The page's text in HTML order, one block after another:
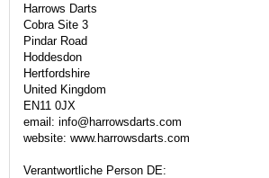
Harrows Darts
Cobra Site 3
Pindar Road
Hoddesdon
Hertfordshire
United Kingdom
EN11 0JX
email: info@harrowsdarts.com
website: www.harrowsdarts.com
Verantwortliche Person DE: